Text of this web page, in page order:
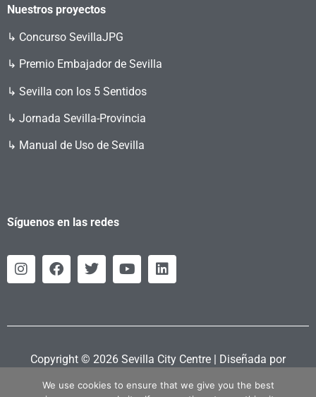
Nuestros proyectos
↳ Concurso SevillaJPG
↳ Premio Embajador de Sevilla
↳ Sevilla con los 5 Sentidos
↳ Jornada Sevilla-Provincia
↳ Manual de Uso de Sevilla
Síguenos en las redes
Copyright © 2026 Sevilla City Centre | Diseñada por
We use cookies to ensure that we give you the best